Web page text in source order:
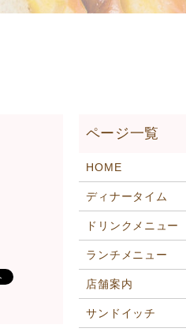
HOME
ディナータイム
ドリンクメニュー
ランチメニュー
店舗案内
サンドイッチ